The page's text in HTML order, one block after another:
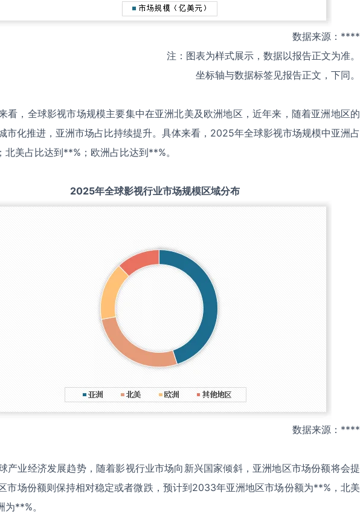
数据来源：****
注：图表为样式展示，数据以报告正文为准。
坐标轴与数据标签见报告正文，下同。
看，全球影视市场规模主要集中在亚洲北美及欧洲地区，近年来，随着亚洲地区的
市化推进，亚洲市场占比持续提升。具体来看，2025年全球影视市场规模中亚洲占
北美占比达到**%；欧洲占比达到**%。
2025年全球影视行业市场规模区域分布
数据来源：****
产业经济发展趋势，随着影视行业市场向新兴国家倾斜，亚洲地区市场份额将会提
市场份额则保持相对稳定或者微跌，预计到2033年亚洲地区市场份额为**%，北美
**%。